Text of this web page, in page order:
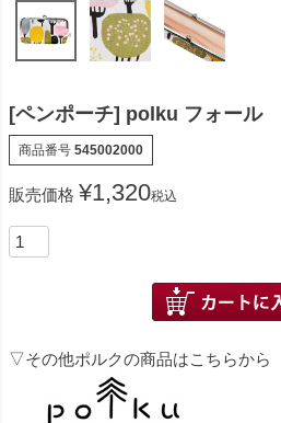
[ペンポーチ] polku フォール
商品番号 545002000
販売価格 ¥1,320税込
▽その他ポルクの商品はこちらから